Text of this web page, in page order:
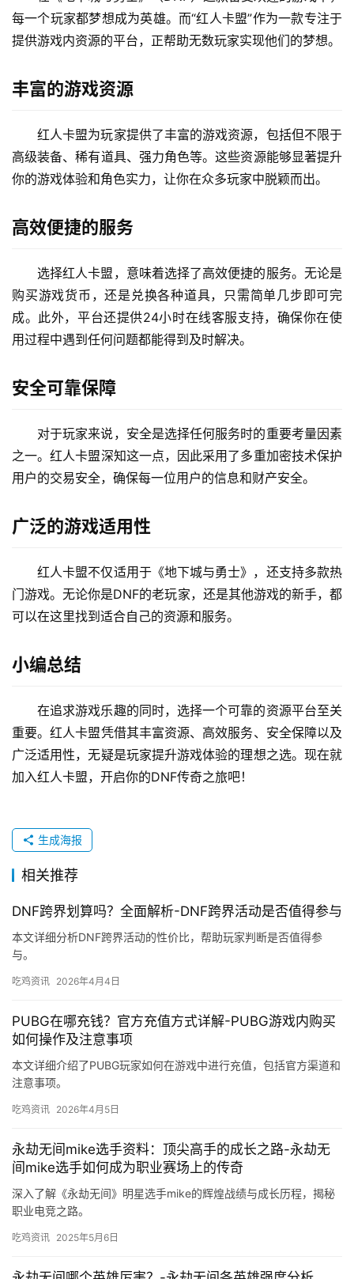
每一个玩家都梦想成为英雄。而“红人卡盟”作为一款专注于
提供游戏内资源的平台，正帮助无数玩家实现他们的梦想。
丰富的游戏资源
红人卡盟为玩家提供了丰富的游戏资源，包括但不限于
高级装备、稀有道具、强力角色等。这些资源能够显著提升
你的游戏体验和角色实力，让你在众多玩家中脱颖而出。
高效便捷的服务
选择红人卡盟，意味着选择了高效便捷的服务。无论是
购买游戏货币，还是兑换各种道具，只需简单几步即可完
成。此外，平台还提供24小时在线客服支持，确保你在使
用过程中遇到任何问题都能得到及时解决。
安全可靠保障
对于玩家来说，安全是选择任何服务时的重要考量因素
之一。红人卡盟深知这一点，因此采用了多重加密技术保护
用户的交易安全，确保每一位用户的信息和财产安全。
广泛的游戏适用性
红人卡盟不仅适用于《地下城与勇士》，还支持多款热
门游戏。无论你是DNF的老玩家，还是其他游戏的新手，都
可以在这里找到适合自己的资源和服务。
小编总结
在追求游戏乐趣的同时，选择一个可靠的资源平台至关
重要。红人卡盟凭借其丰富资源、高效服务、安全保障以及
广泛适用性，无疑是玩家提升游戏体验的理想之选。现在就
加入红人卡盟，开启你的DNF传奇之旅吧！
生成海报
相关推荐
DNF跨界划算吗？全面解析-DNF跨界活动是否值得参与
本文详细分析DNF跨界活动的性价比，帮助玩家判断是否值得参
与。
吃鸡资讯 2026年4月4日
PUBG在哪充钱？官方充值方式详解-PUBG游戏内购买
如何操作及注意事项
本文详细介绍了PUBG玩家如何在游戏中进行充值，包括官方渠道和
注意事项。
吃鸡资讯 2026年4月5日
永劫无间mike选手资料：顶尖高手的成长之路-永劫无
间mike选手如何成为职业赛场上的传奇
深入了解《永劫无间》明星选手mike的辉煌战绩与成长历程，揭秘
职业电竞之路。
吃鸡资讯 2025年5月6日